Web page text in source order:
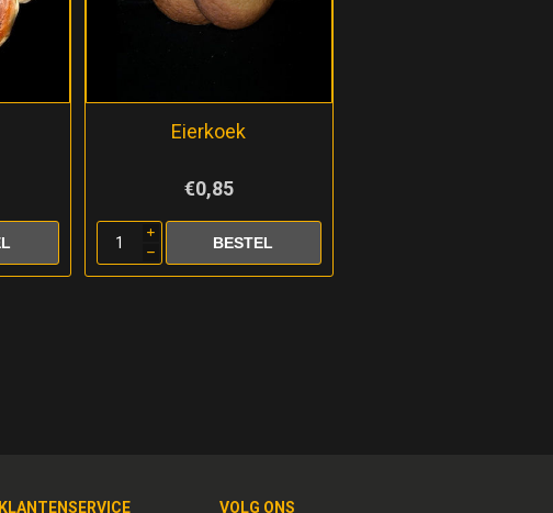
Eierkoek
€0,85
i
h
KLANTENSERVICE VOLG ONS